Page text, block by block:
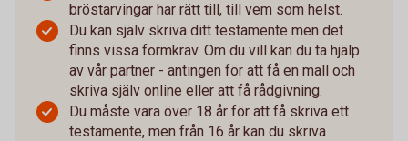
bröstarvingar har rätt till, till vem som helst.
Du kan själv skriva ditt testamente men det
finns vissa formkrav. Om du vill kan du ta hjälp
av vår partner - antingen för att få en mall och
skriva själv online eller att få rådgivning.
Du måste vara över 18 år för att få skriva ett
testamente, men från 16 år kan du skriva